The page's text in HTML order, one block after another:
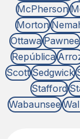
McPherson
Morton
Ottawa Pawnee
República
Scott Sedgwick
Stafford
Wabaunsee